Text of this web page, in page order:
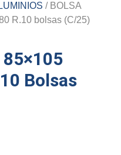
/ BOLSA
R.10 bolsas (C/25)
85×105
Bolsas